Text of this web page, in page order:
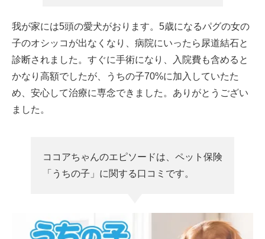
我が家には5頭の愛犬がおります。5歳になるパグの女の
子のオシッコが出なくなり、病院にいったら尿道結石と
診断されました。すぐに手術になり、入院費も含めると
かなり高額でしたが、うちの子70%に加入していたた
め、安心して治療に専念できました。ありがとうござい
ました。
ココアちゃんのエピソードは、ペット保険
「うちの子」に関する口コミです。